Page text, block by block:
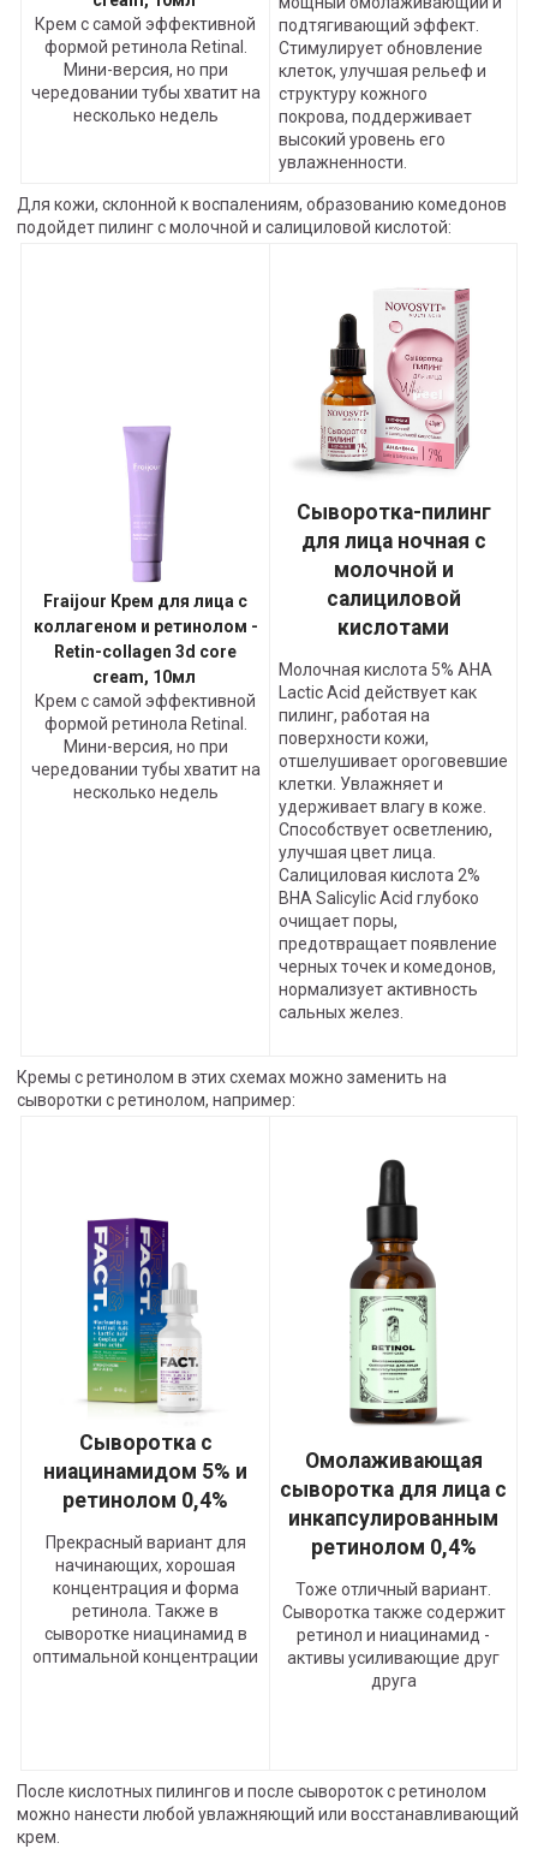
Крем с самой эффективной
формой ретинола Retinal.
Мини-версия, но при
чередовании тубы хватит на
несколько недель
подтягивающий эффект.
Стимулирует обновление
клеток, улучшая рельеф и
структуру кожного
покрова, поддерживает
высокий уровень его
увлажненности.
Для кожи, склонной к воспалениям, образованию комедонов
подойдет пилинг с молочной и салициловой кислотой:
Fraijour Крем для лица с
коллагеном и ретинолом -
Retin-collagen 3d core
cream, 10мл
Крем с самой эффективной
формой ретинола Retinal.
Мини-версия, но при
чередовании тубы хватит на
несколько недель
Сыворотка-пилинг
для лица ночная с
молочной и
салициловой
кислотами
Молочная кислота 5% АНА
Lactic Acid действует как
пилинг, работая на
поверхности кожи,
отшелушивает ороговевшие
клетки. Увлажняет и
удерживает влагу в коже.
Способствует осветлению,
улучшая цвет лица.
Салициловая кислота 2%
ВНА Salicylic Acid глубоко
очищает поры,
предотвращает появление
черных точек и комедонов,
нормализует активность
сальных желез.
Кремы с ретинолом в этих схемах можно заменить на
сыворотки с ретинолом, например:
Сыворотка с
ниацинамидом 5% и
ретинолом 0,4%
Прекрасный вариант для
начинающих, хорошая
концентрация и форма
ретинола. Также в
сыворотке ниацинамид в
оптимальной концентрации
Омолаживающая
сыворотка для лица с
инкапсулированным
ретинолом 0,4%
Тоже отличный вариант.
Сыворотка также содержит
ретинол и ниацинамид -
активы усиливающие друг
друга
После кислотных пилингов и после сывороток с ретинолом
можно нанести любой увлажняющий или восстанавливающий
крем.